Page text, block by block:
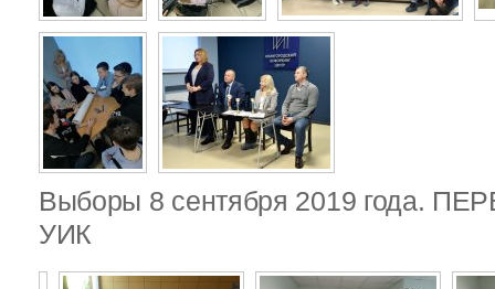
Выборы 8 сентября 2019 года.
УИК